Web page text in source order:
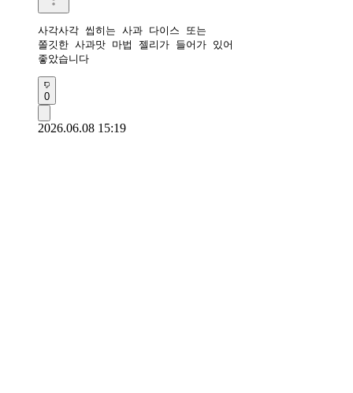
사각사각 씹히는 사과 다이스 또는
쫄깃한 사과맛 마법 젤리가 들어가 있어
좋았습니다
0
2026.06.08 15:19